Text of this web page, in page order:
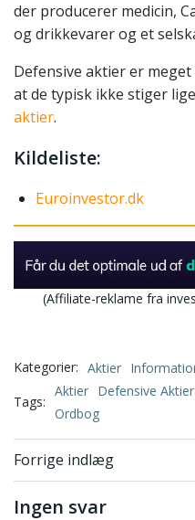
der producerer medicin,
og drikkevarer og et
Defensive aktier er
at de typisk ikke stiger
aktier.
Kildeliste:
Euroinvestor.dk
(Affiliate-reklame fra
Kategorier: Aktier
Tags:
Aktier Defensive Aktier
Ordbog
Forrige indlæg
Ingen svar